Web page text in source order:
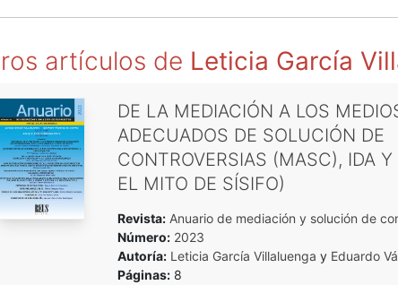
artículos de Leticia García
DE LA MEDIACIÓN A LOS
ADECUADOS DE SOLUCIÓN DE
CONTROVERSIAS (MASC), IDA Y
EL MITO DE SÍSIFO)
Revista:Anuario de mediación y solución de
Número:2023
Autoría: Leticia García Villaluenga y Eduardo
Páginas:8